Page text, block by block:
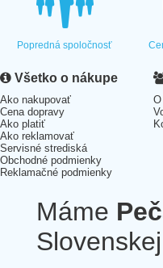
Popredná spoločnosť
Všetko o nákupe
Ako nakupovať
Cena dopravy
Ako platiť
Ako reklamovať
Servisné strediská
Obchodné podmienky
Reklamačné podmienky
Máme